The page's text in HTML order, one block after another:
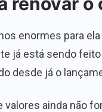
enormes para
já está sendo
desde já o
ainda não